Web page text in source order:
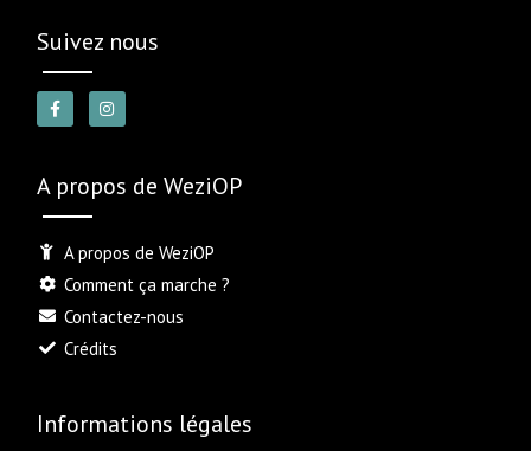
Suivez nous
A propos de WeziOP
A propos de WeziOP
Comment ça marche ?
Contactez-nous
Crédits
Informations légales